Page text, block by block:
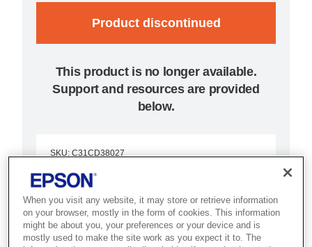
Product discontinued
This product is no longer available.
Support and resources are provided
below.
SKU: C31CD38027
TM-T70II (027): no IF,
no USB, no logo, no
PS, EDG, EU, KKS
When you visit any website, it may store or retrieve information
on your browser, mostly in the form of cookies. This information
might be about you, your preferences or your device and is
mostly used to make the site work as you expect it to. The